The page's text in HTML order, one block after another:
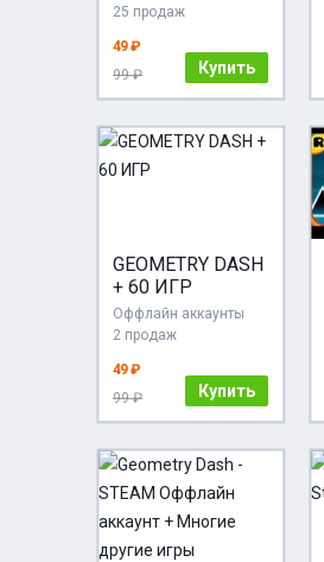
25 продаж
49 ₽
99 ₽
Купить
GEOMETRY DASH
+ 60 ИГР
Оффлайн аккаунты
2 продаж
49 ₽
99 ₽
Купить